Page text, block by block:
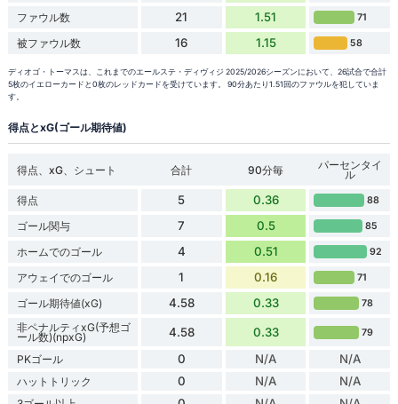
ファウル数 21 1.51 71
被ファウル数 16 1.15 58
ディオゴ・トーマスは、これまでのエールステ・ディヴィジ 2025/2026シーズンにおいて、26試合で合計
5枚のイエローカードと0枚のレッドカードを受けています。 90分あたり1.51回のファウルを犯していま
す。
得点とxG(ゴール期待値)
得点、xG、シュート 合計 90分毎 パーセンタイ
ル
得点
5 0.36 88
ゴール関与 7 0.5 85
ホームでのゴール 4 0.51 92
アウェイでのゴール 1 0.16 71
ゴール期待値(xG) 4.58 0.33 78
非ペナルティxG(予想ゴ
ール数)(npxG) 4.58 0.33 79
PKゴール 0 N/A N/A
ハットトリック 0 N/A N/A